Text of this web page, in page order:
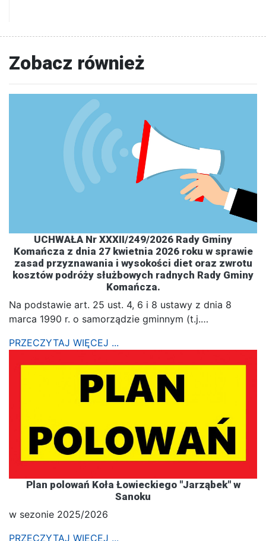
Zobacz również
UCHWAŁA Nr XXXII/249/2026 Rady Gminy
Komańcza z dnia 27 kwietnia 2026 roku w sprawie
zasad przyznawania i wysokości diet oraz zwrotu
kosztów podróży służbowych radnych Rady Gminy
Komańcza.
Na podstawie art. 25 ust. 4, 6 i 8 ustawy z dnia 8
marca 1990 r. o samorządzie gminnym (t.j.…
PRZECZYTAJ WIĘCEJ ...
Plan polowań Koła Łowieckiego "Jarząbek" w
Sanoku
w sezonie 2025/2026
PRZECZYTAJ WIĘCEJ ...